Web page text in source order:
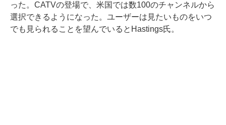
った。CATVの登場で、米国では数100のチャンネルから
選択できるようになった。ユーザーは見たいものをいつ
でも見られることを望んでいるとHastings氏。